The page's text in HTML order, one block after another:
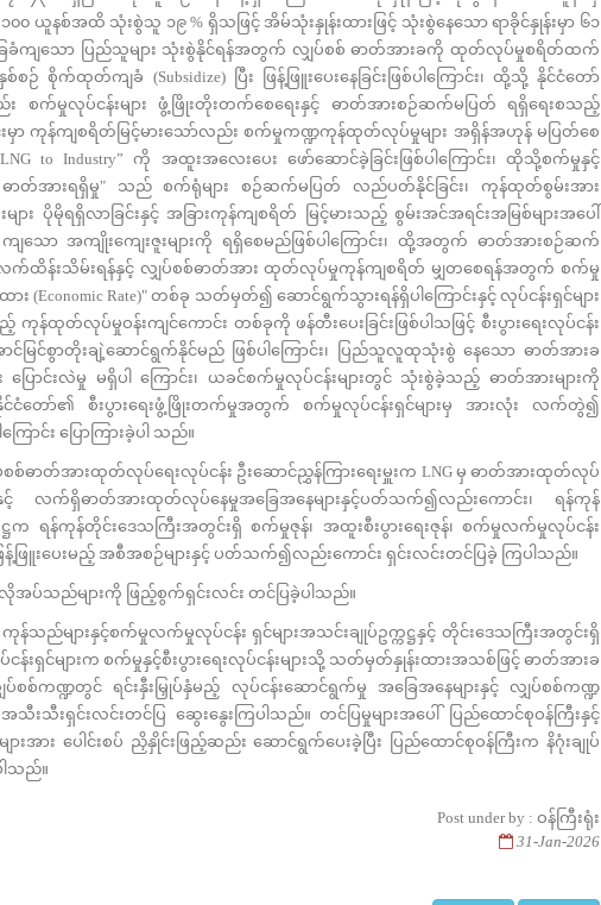
၀ ယူနစ်အထိ သုံးစွဲသူ ၁၉ % ရှိသဖြင့် အိမ်သုံးနှုန်းထားဖြင့် သုံးစွဲနေသော ရာခိုင်နှုန်းမှာ ၆၁
အခြေခံကျသော ပြည်သူများ သုံးစွဲနိုင်ရန်အတွက် လျှပ်စစ် ဓာတ်အားခကို ထုတ်လုပ်မှုစရိတ်ထက်
စဉ် စိုက်ထုတ်ကျခံ (Subsidize) ပြီး ဖြန့်ဖြူးပေးနေခြင်းဖြစ်ပါကြောင်း၊ ထို့သို့ နိုင်ငံတော်
စက်မှုလုပ်ငန်းများ ဖွံ့ဖြိုးတိုးတက်စေရေးနှင့် ဓာတ်အားစဉ်ဆက်မပြတ် ရရှိရေးစသည့်
င်းမှာ ကုန်ကျစရိတ်မြင့်မားသော်လည်း စက်မှုကဏ္ဍကုန်ထုတ်လုပ်မှုများ အရှိန်အဟုန် မပြတ်စေ
to Industry” ကို အထူးအလေးပေး ဖော်ဆောင်ခဲ့ခြင်းဖြစ်ပါကြောင်း၊ ထိုသို့စက်မှုနှင့်
ည့် ဓာတ်အားရရှိမှု" သည် စက်ရုံများ စဉ်ဆက်မပြတ် လည်ပတ်နိုင်ခြင်း၊ ကုန်ထုတ်စွမ်းအား
ပိုမိုရရှိလာခြင်းနှင့် အခြားကုန်ကျစရိတ် မြင့်မားသည့် စွမ်းအင်အရင်းအမြစ်များအပေါ်
သော အကျိုးကျေးဇူးများကို ရရှိစေမည်ဖြစ်ပါကြောင်း၊ ထို့အတွက် ဓာတ်အားစဉ်ဆက်
လက်ထိန်းသိမ်းရန်နှင့် လျှပ်စစ်ဓာတ်အား ထုတ်လုပ်မှုကုန်ကျစရိတ် မျှတစေရန်အတွက် စက်မှု
းထား (Economic Rate)" တစ်ခု သတ်မှတ်၍ ဆောင်ရွက်သွားရန်ရှိပါကြောင်းနှင့် လုပ်ငန်းရှင်များ
ထုတ်လုပ်မှုဝန်းကျင်ကောင်း တစ်ခုကို ဖန်တီးပေးခြင်းဖြစ်ပါသဖြင့် စီးပွားရေးလုပ်ငန်း
ာင်မြင်စွာတိုးချဲ့ဆောင်ရွက်နိုင်မည် ဖြစ်ပါကြောင်း၊ ပြည်သူလူထုသုံးစွဲ နေသော ဓာတ်အားခ
ပြောင်းလဲမှု မရှိပါ ကြောင်း၊ ယခင်စက်မှုလုပ်ငန်းများတွင် သုံးစွဲခဲ့သည့် ဓာတ်အားများကို
ငံတော်၏ စီးပွားရေးဖွံ့ဖြိုးတက်မှုအတွက် စက်မှုလုပ်ငန်းရှင်များမှ အားလုံး လက်တွဲ၍
ာင်း ပြောကြားခဲ့ပါ သည်။
စစ်ဓာတ်အားထုတ်လုပ်ရေးလုပ်ငန်း ဦးဆောင်ညွှန်ကြားရေးမှူးက LNG မှ ဓာတ်အားထုတ်လုပ်
င့် လက်ရှိဓာတ်အားထုတ်လုပ်နေမှုအခြေအနေများနှင့်ပတ်သက်၍လည်းကောင်း၊ ရန်ကုန်
ကဋ္ဌက ရန်ကုန်တိုင်းဒေသကြီးအတွင်းရှိ စက်မှုဇုန်၊ အထူးစီးပွားရေးဇုန်၊ စက်မှုလက်မှုလုပ်ငန်း
ဖြန့်ဖြူးပေးမည့် အစီအစဉ်များနှင့် ပတ်သက်၍လည်းကောင်း ရှင်းလင်းတင်ပြခဲ့ ကြပါသည်။
ပ်သည်များကို ဖြည့်စွက်ရှင်းလင်း တင်ပြခဲ့ပါသည်။
န်သည်များနှင့်စက်မှုလက်မှုလုပ်ငန်း ရှင်များအသင်းချုပ်ဥက္ကဋ္ဌနှင့် တိုင်းဒေသကြီးအတွင်းရှိ
ပ်ငန်းရှင်များက စက်မှုနှင့်စီးပွားရေးလုပ်ငန်းများသို့ သတ်မှတ်နှုန်းထားအသစ်ဖြင့် ဓာတ်အားခ
စစ်ကဏ္ဍတွင် ရင်းနှီးမြှုပ်နှံမည့် လုပ်ငန်းဆောင်ရွက်မှု အခြေအနေများနှင့် လျှပ်စစ်ကဏ္ဍ
သီးရှင်းလင်းတင်ပြ ဆွေးနွေးကြပါသည်။ တင်ပြမှုများအပေါ် ပြည်ထောင်စုဝန်ကြီးနှင့်
ား ပေါင်းစပ် ညှိနှိုင်းဖြည့်ဆည်း ဆောင်ရွက်ပေးခဲ့ပြီး ပြည်ထောင်စုဝန်ကြီးက နိဂုံးချုပ်
ါသည်။
Post under by : ဝန်ကြီးရုံး
31-Jan-2026